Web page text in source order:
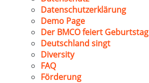
Datenschutzerklärung
Demo Page
Der BMCO feiert Geburtstag
Deutschland singt
Diversity
FAQ
Förderung